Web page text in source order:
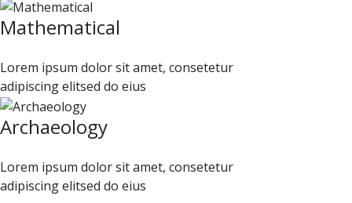
Mathematical
Lorem ipsum dolor sit amet, consetetur
adipiscing elitsed do eius
Archaeology
Lorem ipsum dolor sit amet, consetetur
adipiscing elitsed do eius